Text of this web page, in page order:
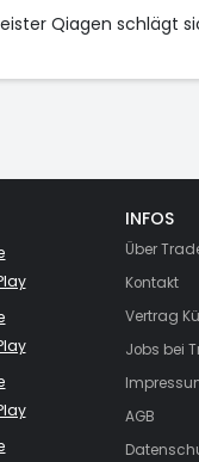
Qiagen schlägt
ProFeed
INFOS
Über
Kontakt
Vertrag
Jobs bei
AGB